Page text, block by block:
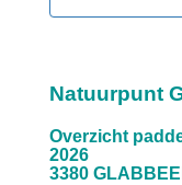
Natuurpunt
Overzicht
2026
3380